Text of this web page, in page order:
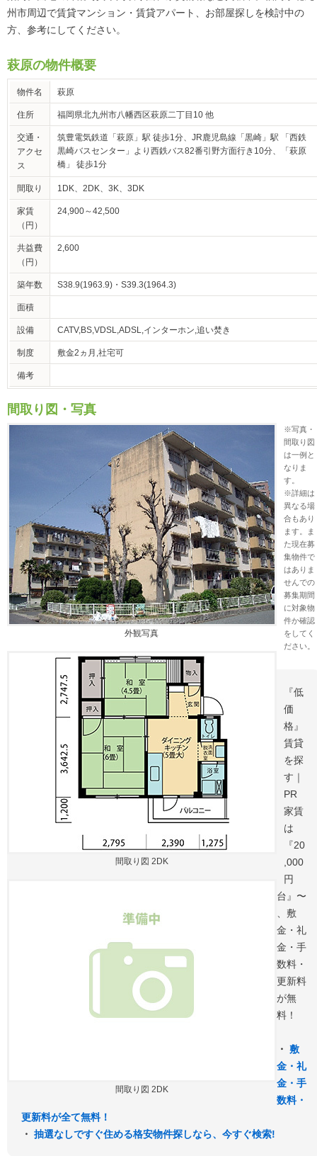
州市周辺で賃貸マンション・賃貸アパート、お部屋探しを検討中の
方、参考にしてください。
萩原の物件概要
物件名 萩原
住所 福岡県北九州市八幡西区萩原二丁目10 他
交通・
アクセ
ス
筑豊電気鉄道「萩原」駅 徒歩1分、JR鹿児島線「黒崎」駅 「西鉄
黒崎バスセンター」より西鉄バス82番引野方面行き10分、「萩原
橋」 徒歩1分
間取り 1DK、2DK、3K、3DK
家賃
（円）
24,900～42,500
共益費
（円）
2,600
築年数 S38.9(1963.9)・S39.3(1964.3)
面積
設備 CATV,BS,VDSL,ADSL,インターホン,追い焚き
制度 敷金2ヵ月,社宅可
備考
間取り図・写真
外観写真
間取り図 2DK
間取り図 2DK
※写真・
間取り図
は一例と
なりま
す。
※詳細は
異なる場
合もあり
ます。ま
た現在募
集物件で
はありま
せんでの
募集期間
に対象物
件か確認
をしてく
ださい。
『低
価
格』
賃貸
を探
す｜
PR
家賃
は
『20
,000
円
台』〜
、敷
金・礼
金・手
数料・
更新料
が無
料！
・ 敷
金・礼
金・手
数料・
更新料が全て無料！
・ 抽選なしですぐ住める格安物件探しなら、今すぐ検索!